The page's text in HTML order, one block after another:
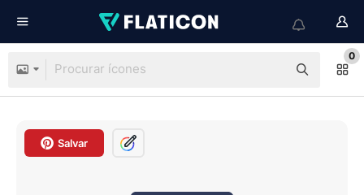
0
Salvar